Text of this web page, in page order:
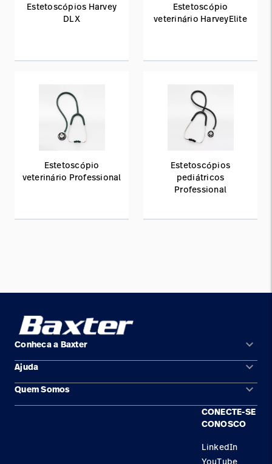
Estetoscópios Harvey
DLX
Estetoscópio
veterinário HarveyElite
Estetoscópio
veterinário Professional
Estetoscópios
pediátricos
Professional
Conheca a Baxter keyboard_arrow_down
Áreas de solução
Produtos
Ajuda keyboard_arrow_down
Contato
Quem Somos keyboard_arrow_down
CONECTE-SE
CONOSCO
LinkedIn
YouTube